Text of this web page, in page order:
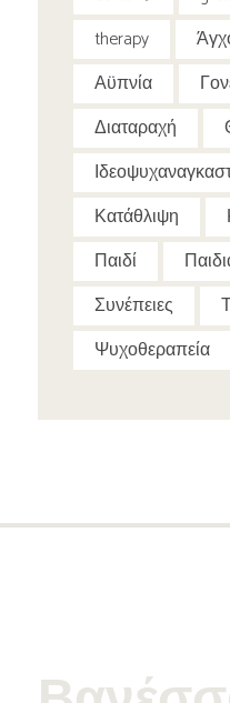
therapy
Αϋπνία
Διαταραχή
Κατάθλιψη
Παιδί
Συνέπειες
Ψυχοθεραπεία